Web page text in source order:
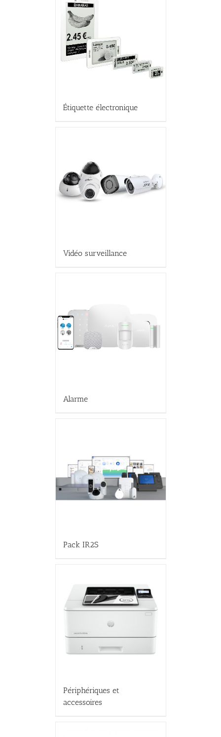
Étiquette électronique
Vidéo surveillance
Alarme
Pack IR2S
Périphériques et
accessoires